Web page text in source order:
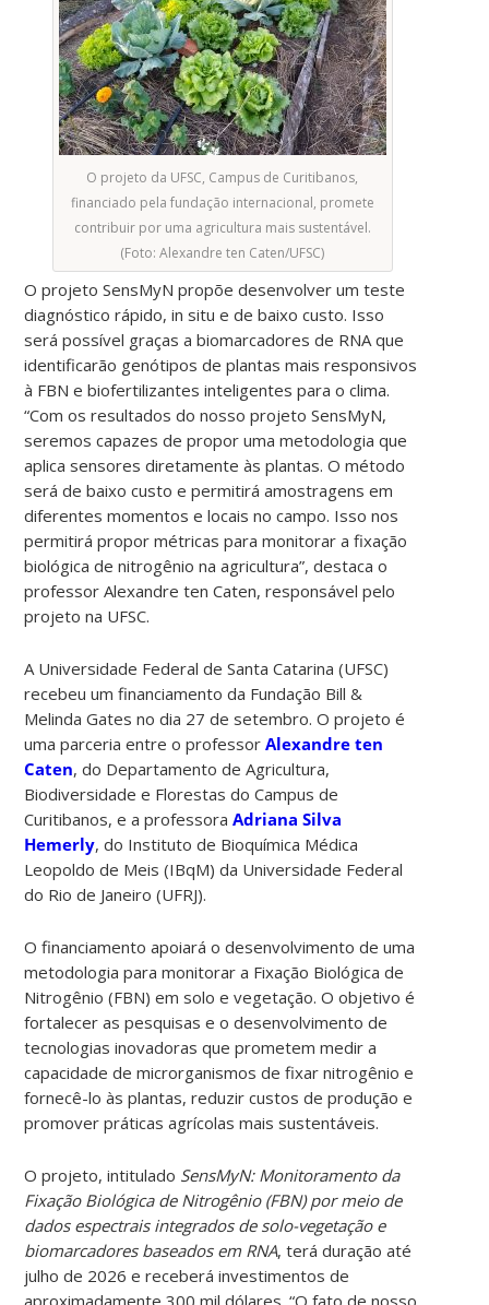
O projeto da UFSC, Campus de Curitibanos,
financiado pela fundação internacional, promete
contribuir por uma agricultura mais sustentável.
(Foto: Alexandre ten Caten/UFSC)
O projeto SensMyN propõe desenvolver um teste
diagnóstico rápido, in situ e de baixo custo. Isso
será possível graças a biomarcadores de RNA que
identificarão genótipos de plantas mais responsivos
à FBN e biofertilizantes inteligentes para o clima.
“Com os resultados do nosso projeto SensMyN,
seremos capazes de propor uma metodologia que
aplica sensores diretamente às plantas. O método
será de baixo custo e permitirá amostragens em
diferentes momentos e locais no campo. Isso nos
permitirá propor métricas para monitorar a fixação
biológica de nitrogênio na agricultura”, destaca o
professor Alexandre ten Caten, responsável pelo
projeto na UFSC.
A Universidade Federal de Santa Catarina (UFSC)
recebeu um financiamento da Fundação Bill &
Melinda Gates no dia 27 de setembro. O projeto é
uma parceria entre o professorAlexandre ten
Caten, do Departamento de Agricultura,
Biodiversidade e Florestas do Campus de
Curitibanos, e a professoraAdriana Silva
Hemerly, do Instituto de Bioquímica Médica
Leopoldo de Meis (IBqM) da Universidade Federal
do Rio de Janeiro (UFRJ).
O financiamento apoiará o desenvolvimento de uma
metodologia para monitorar a Fixação Biológica de
Nitrogênio (FBN) em solo e vegetação. O objetivo é
fortalecer as pesquisas e o desenvolvimento de
tecnologias inovadoras que prometem medir a
capacidade de microrganismos de fixar nitrogênio e
fornecê-lo às plantas, reduzir custos de produção e
promover práticas agrícolas mais sustentáveis.
O projeto, intitulado SensMyN: Monitoramento da
Fixação Biológica de Nitrogênio (FBN) por meio de
dados espectrais integrados de solo-vegetação e
biomarcadores baseados em RNA, terá duração até
julho de 2026 e receberá investimentos de
aproximadamente 300 mil dólares. “O fato de nosso